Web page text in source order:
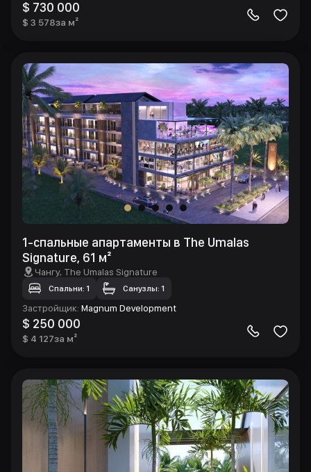
$ 730 000
$ 3 578за м²
1-спальные апартаменты в The Umalas
Signature, 61 м²
Чангу, The Umalas Signature
Спальни: 1 Санузлы: 1
Застройщик: Magnum Development
$ 250 000
$ 4 127за м²